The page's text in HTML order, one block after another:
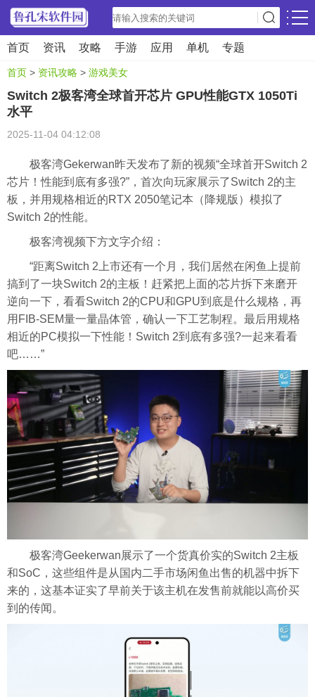
首页 资讯 攻略 手游 应用 单机 专题
首页 > 资讯攻略 > 游戏美女
Switch 2极客湾全球首开芯片 GPU性能GTX 1050Ti
水平
2025-11-04 04:12:08
极客湾Gekerwan昨天发布了新的视频“全球首开Switch 2
芯片！性能到底有多强?”，首次向玩家展示了Switch 2的主
板，并用规格相近的RTX 2050笔记本（降规版）模拟了
Switch 2的性能。
极客湾视频下方文字介绍：
“距离Switch 2上市还有一个月，我们居然在闲鱼上提前
搞到了一块Switch 2的主板！赶紧把上面的芯片拆下来磨开
逆向一下，看看Switch 2的CPU和GPU到底是什么规格，再
用FIB-SEM量一量晶体管，确认一下工艺制程。最后用规格
相近的PC模拟一下性能！Switch 2到底有多强?一起来看看
吧……”
极客湾Geekerwan展示了一个货真价实的Switch 2主板
和SoC，这些组件是从国内二手市场闲鱼出售的机器中拆下
来的，这基本证实了早前关于该主机在发售前就能以高价买
到的传闻。